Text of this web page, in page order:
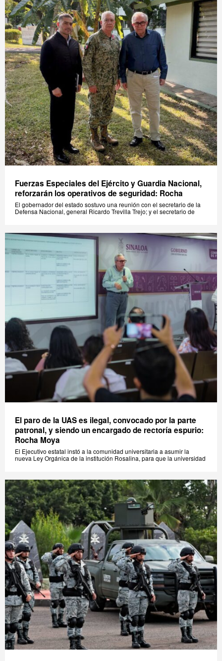
Fuerzas Especiales del Ejército y Guardia Nacional,
reforzarán los operativos de seguridad: Rocha
El gobernador del estado sostuvo una reunión con el secretario de la
Defensa Nacional, general Ricardo Trevilla Trejo; y el secretario de
El paro de la UAS es ilegal, convocado por la parte
patronal, y siendo un encargado de rectoría espurio:
Rocha Moya
El Ejecutivo estatal instó a la comunidad universitaria a asumir la
nueva Ley Orgánica de la institución Rosalina, para que la universidad